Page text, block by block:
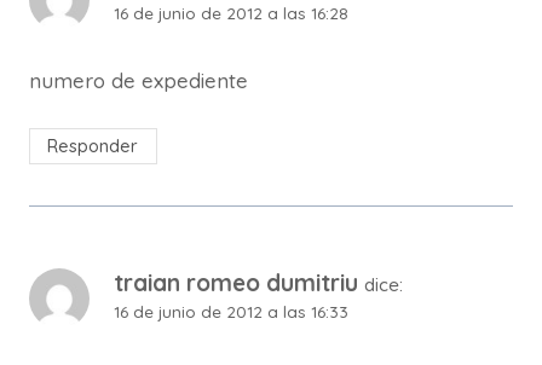
16 de junio de 2012 a las 16:28
numero de expediente
Responder
traian romeo dumitriu dice:
16 de junio de 2012 a las 16:33